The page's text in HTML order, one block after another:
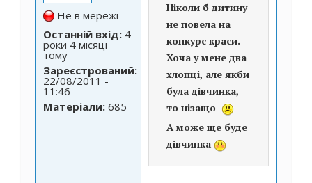
Не в мережі
Останній вхід: 4
роки 4 місяці
тому
Зареєстрований:
22/08/2011 -
11:46
Матеріали: 685
Ніколи б дитину
не повела на
конкурс краси.
Хоча у мене два
хлопці, але якби
була дівчинка,
то нізащо
А може ще буде
дівчинка